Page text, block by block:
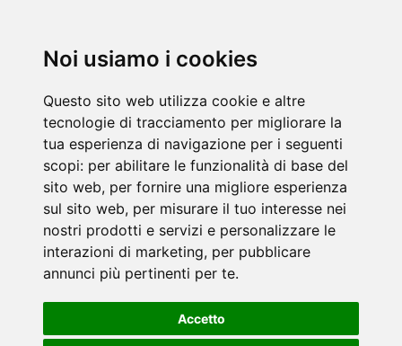
Noi usiamo i cookies
Questo sito web utilizza cookie e altre
tecnologie di tracciamento per migliorare la
tua esperienza di navigazione per i seguenti
scopi: per abilitare le funzionalità di base del
sito web, per fornire una migliore esperienza
sul sito web, per misurare il tuo interesse nei
nostri prodotti e servizi e personalizzare le
interazioni di marketing, per pubblicare
annunci più pertinenti per te.
Accetto